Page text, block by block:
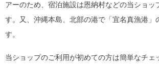
アーのため、宿泊施設は恩納村などの当ショッ
す。又、沖縄本島、北部の港で「宜名真漁港」
す。
当ショップのご利用が初めての方は簡単なチェ